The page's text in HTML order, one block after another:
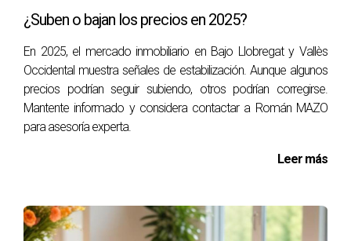
tendencias del mercado, así que es recomendable revisar
periódicamente cómo se comportan las propiedades
similares a la tuya.
exploraremos tres casos reales que reflejan diferentes
enfoques en la gestión de propiedades a través del portal
¿Suben o bajan los precios en 2025?
En 2025, el mercado inmobiliario en Bajo Llobregat y Vallès
Occidental muestra señales de estabilización. Aunque algunos
precios podrían seguir subiendo, otros podrían corregirse.
Mantente informado y considera contactar a Román MAZO
para asesoría experta.
Leer más